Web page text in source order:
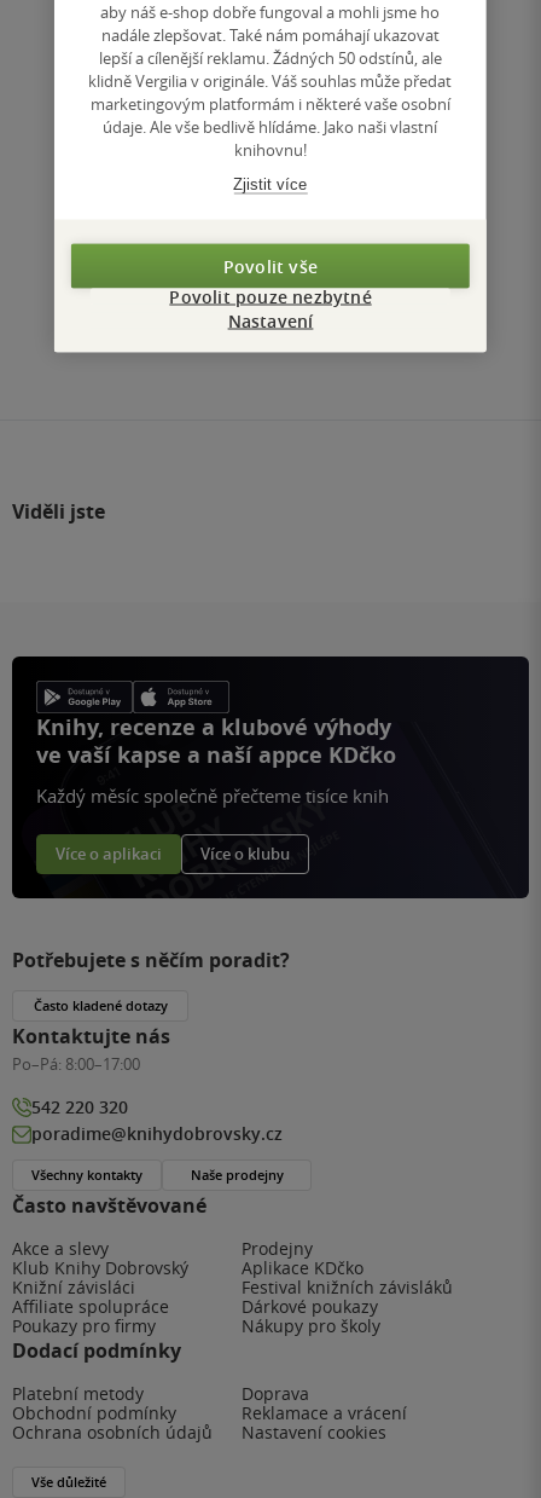
Koupit
Uložit do seznamu
Nahoru
Zobrazeno 3 z 3
1
Přejít
na
/ 1
Viděli jste
Knihy, recenze a klubové výhody
ve vaší kapse a naší appce KDčko
Každý měsíc společně přečteme tisíce knih
Více o aplikaci Více o klubu
Často navštěvované
Akce a slevy
Prodejny
Klub Knihy Dobrovský
Aplikace KDčko
Knižní závisláci
Festival knižních závisláků
Affiliate spolupráce
Dárkové poukazy
Poukazy pro firmy
Nákupy pro školy
Dodací podmínky
Platební metody
Doprava
Obchodní podmínky
Reklamace a vrácení
Ochrana osobních údajů
Nastavení cookies
Vše důležité
Potřebujete s něčím poradit?
Často kladené dotazy
Kontaktujte nás
Po–Pá: 8:00–17:00
542 220 320
poradime@knihydobrovsky.cz
Všechny kontakty Naše prodejny
aby náš e-shop dobře fungoval a mohli jsme ho
nadále zlepšovat. Také nám pomáhají ukazovat
lepší a cílenější reklamu. Žádných 50 odstínů, ale
klidně Vergilia v originále. Váš souhlas může předat
marketingovým platformám i některé vaše osobní
údaje. Ale vše bedlivě hlídáme. Jako naši vlastní
knihovnu!
Zjistit více
Povolit vše
Povolit pouze nezbytné
Nastavení